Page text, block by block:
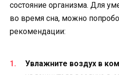
состояние организма. Для
во время сна, можно
рекомендации:
Увлажните воздух в